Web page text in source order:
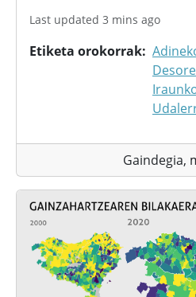
Last updated 3 mins ago
Etiketa orokorrak
Gaindegia,